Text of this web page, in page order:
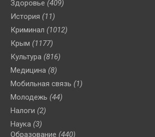
Здоровье (409)
История (11)
Криминал (1012)
Крым (1177)
Культура (816)
Медицина (8)
Мобильная связь (1)
Молодежь (44)
Налоги (2)
Наука (3)
Образование (440)